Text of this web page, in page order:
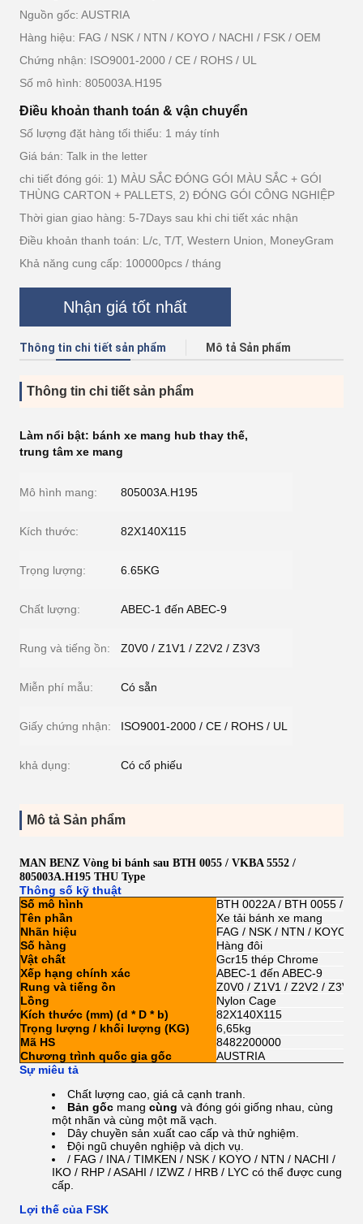
Nguồn gốc: AUSTRIA
Hàng hiệu: FAG / NSK / NTN / KOYO / NACHI / FSK / OEM
Chứng nhận: ISO9001-2000 / CE / ROHS / UL
Số mô hình: 805003A.H195
Điều khoản thanh toán & vận chuyển
Số lượng đặt hàng tối thiểu: 1 máy tính
Giá bán: Talk in the letter
chi tiết đóng gói: 1) MÀU SẮC ĐÓNG GÓI MÀU SẮC + GÓI
THÙNG CARTON + PALLETS, 2) ĐÓNG GÓI CÔNG NGHIỆP
Thời gian giao hàng: 5-7Days sau khi chi tiết xác nhận
Điều khoản thanh toán: L/c, T/T, Western Union, MoneyGram
Khả năng cung cấp: 100000pcs / tháng
Nhận giá tốt nhất
Thông tin chi tiết sản phẩm Mô tả Sản phẩm
Thông tin chi tiết sản phẩm
Làm nổi bật: bánh xe mang hub thay thế,
trung tâm xe mang
Mô hình mang: 805003A.H195
Kích thước: 82X140X115
Trọng lượng: 6.65KG
Chất lượng: ABEC-1 đến ABEC-9
Rung và tiếng ồn: Z0V0 / Z1V1 / Z2V2 / Z3V3
Miễn phí mẫu: Có sẵn
Giấy chứng nhận: ISO9001-2000 / CE / ROHS / UL
khả dụng: Có cổ phiếu
Mô tả Sản phẩm
MAN BENZ Vòng bi bánh sau BTH 0055 / VKBA 5552 /
805003A.H195 THU Type
Thông số kỹ thuật
Số mô hình
BTH 0022A / BTH 0055 /
Tên phần
Xe tải bánh xe mang
Nhãn hiệu
FAG / NSK / NTN / KOYO /
Số hàng
Hàng đôi
Vật chất
Gcr15 thép Chrome
Xếp hạng chính xác
ABEC-1 đến ABEC-9
Rung và tiếng ồn
Z0V0 / Z1V1 / Z2V2 / Z3V3
Lồng
Nylon Cage
Kích thước (mm) (d * D * b)
82X140X115
Trọng lượng / khối lượng (KG)
6,65kg
Mã HS
8482200000
Chương trình quốc gia gốc
AUSTRIA
Sự miêu tả
Chất lượng cao, giá cả cạnh tranh.
Bản gốc mang cùng và đóng gói giống nhau, cùng
một nhãn và cùng một mã vạch.
Dây chuyền sản xuất cao cấp và thử nghiệm.
Đội ngũ chuyên nghiệp và dịch vụ.
/ FAG / INA / TIMKEN / NSK / KOYO / NTN / NACHI /
IKO / RHP / ASAHI / IZWZ / HRB / LYC có thể được cung
cấp.
Lợi thế của FSK